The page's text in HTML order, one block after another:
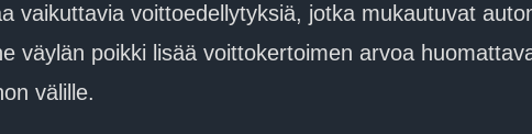
vaikuttavia voittoedellytyksiä, jotka mukautuvat
väylän poikki lisää voittokertoimen arvoa
välille.